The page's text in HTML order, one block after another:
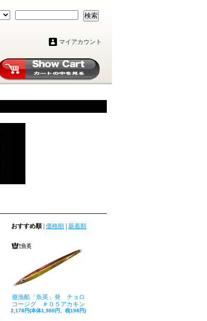
検索
マイアカウント
おすすめ順 価格順 新着順
遊漁船「魚英」発 チョロ
コージグ ＃０５アカキン
2,178円(本体1,980円、税198円)